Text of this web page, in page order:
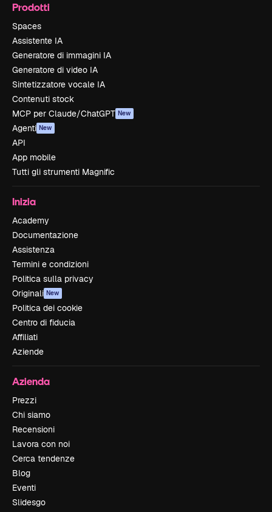
Prodotti
Spaces
Assistente IA
Generatore di immagini IA
Generatore di video IA
Sintetizzatore vocale IA
Contenuti stock
MCP per Claude/ChatGPT New
Agenti New
API
App mobile
Tutti gli strumenti Magnific
Inizia
Academy
Documentazione
Assistenza
Termini e condizioni
Politica sulla privacy
Originali New
Politica dei cookie
Centro di fiducia
Affiliati
Aziende
Azienda
Prezzi
Chi siamo
Recensioni
Lavora con noi
Cerca tendenze
Blog
Eventi
Slidesgo